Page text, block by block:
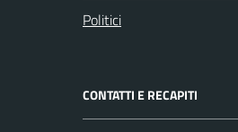
Politici
CONTATTI E RECAPITI